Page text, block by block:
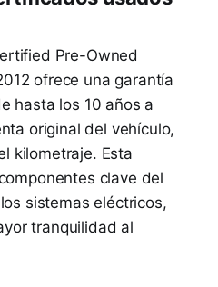
Pre-Owned
ofrece una garantía
hasta los 10 años a
original del vehículo,
kilometraje. Esta
clave del
sistemas eléctricos,
tranquilidad al